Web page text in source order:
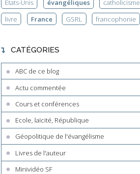
Etats-Unis évangéliques catholicisme
livre
France GSRL francophonie
CATÉGORIES
ABC de ce blog
Actu commentée
Cours et conférences
Ecole, laïcité, République
Géopolitique de l'évangélisme
Livres de l'auteur
Minividéo SF